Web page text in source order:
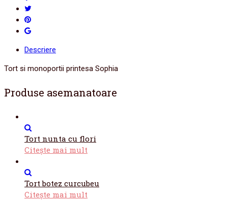
Descriere
Tort si monoportii printesa Sophia
Produse asemanatoare
Tort nunta cu flori
Citește mai mult
Tort botez curcubeu
Citește mai mult